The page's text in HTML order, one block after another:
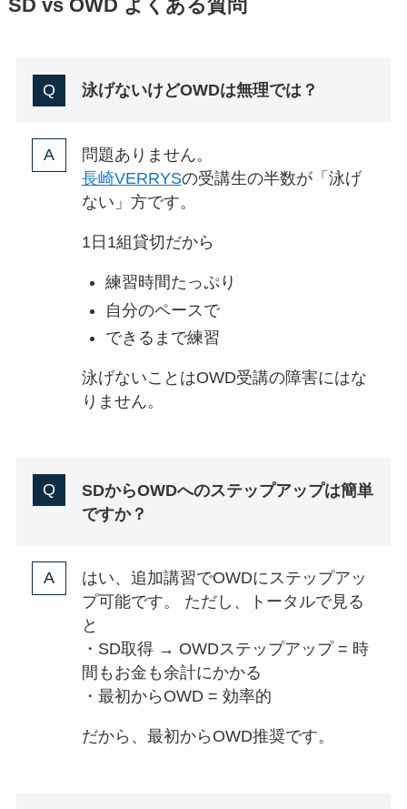
SD vs OWD よくある質問
泳げないけどOWDは無理では？
問題ありません。
長崎VERRYSの受講生の半数が「泳げ
ない」方です。
1日1組貸切だから
練習時間たっぷり
自分のペースで
できるまで練習
泳げないことはOWD受講の障害にはな
りません。
SDからOWDへのステップアップは簡単
ですか？
はい、追加講習でOWDにステップアッ
プ可能です。 ただし、トータルで見る
と
・SD取得 → OWDステップアップ = 時
間もお金も余計にかかる
・最初からOWD = 効率的
だから、最初からOWD推奨です。